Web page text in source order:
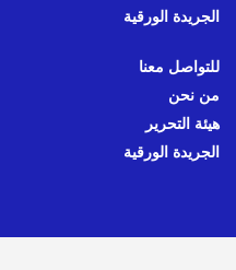
الجريدة الورقية
للتواصل معنا
من نحن
هيئة التحرير
الجريدة الورقية